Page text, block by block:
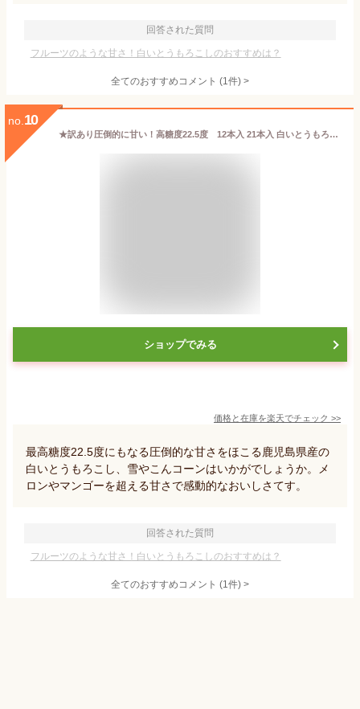
回答された質問
フルーツのような甘さ！白いとうもろこしのおすすめは？
全てのおすすめコメント (1件) >
no. 10
★訳あり圧倒的に甘い！高糖度22.5度 12本入 21本入 白いとうもろこし「雪やこんコーン」鹿児島県産／生で食べられる白とうもろこし／メディア紹介多数／数量限定出荷 産地直送 夏ギフト お中元 父の日 母の日 ※着日指定不可／みんなが知らない日本の食宝
ショップでみる
価格と在庫を楽天でチェック >>
最高糖度22.5度にもなる圧倒的な甘さをほこる鹿児島県産の
白いとうもろこし、雪やこんコーンはいかがでしょうか。メ
ロンやマンゴーを超える甘さで感動的なおいしさてす。
回答された質問
フルーツのような甘さ！白いとうもろこしのおすすめは？
全てのおすすめコメント (1件) >